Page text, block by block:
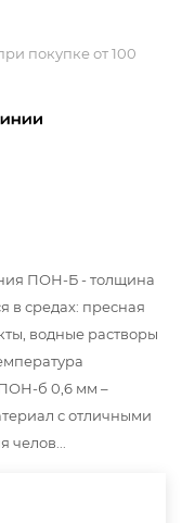
покупке от 100
ПОН-Б - толщина
в средах: пресная
водные растворы
ПОН-б 0,6 мм –
с отличными